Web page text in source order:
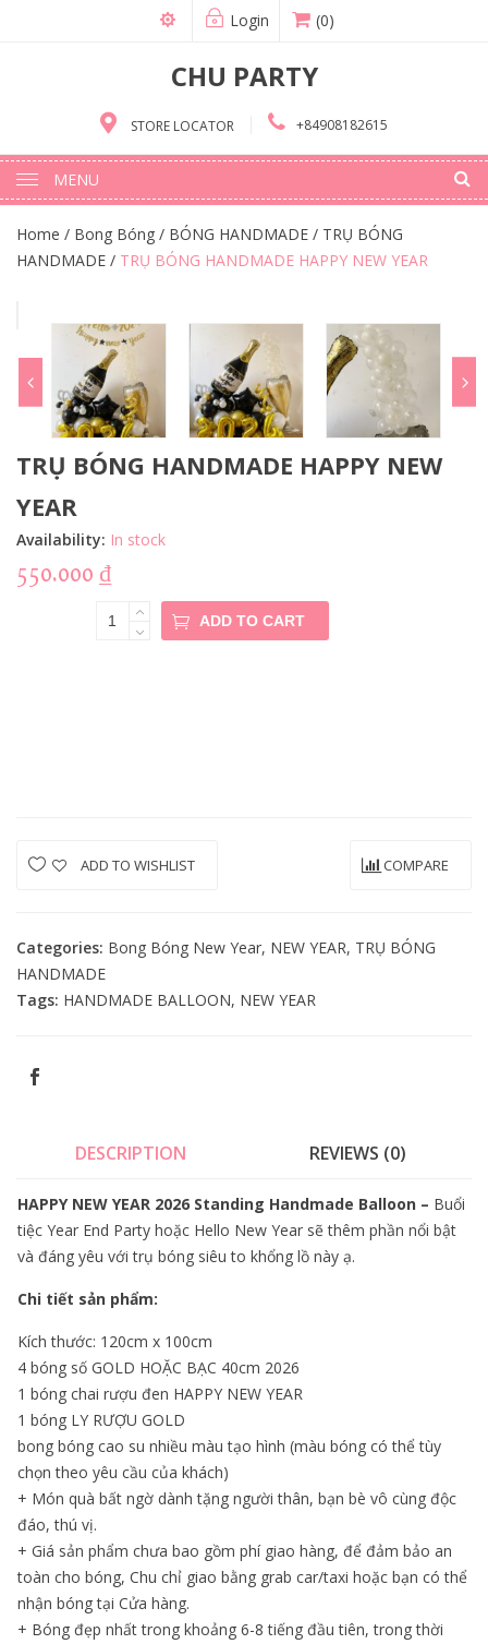
Login (0)
CHU PARTY
STORE LOCATOR +84908182615
MENU
Home / Bong Bóng / BÓNG HANDMADE / TRỤ BÓNG
HANDMADE / TRỤ BÓNG HANDMADE HAPPY NEW YEAR
TRỤ BÓNG HANDMADE HAPPY NEW
YEAR
Availability: In stock
550.000 ₫
ADD TO CART
ADD TO WISHLIST COMPARE
Categories: Bong Bóng New Year, NEW YEAR, TRỤ BÓNG
HANDMADE
Tags: HANDMADE BALLOON, NEW YEAR
DESCRIPTION REVIEWS (0)
HAPPY NEW YEAR 2026 Standing Handmade Balloon – Buổi
tiệc Year End Party hoặc Hello New Year sẽ thêm phần nổi bật
và đáng yêu với trụ bóng siêu to khổng lồ này ạ.
Chi tiết sản phẩm:
Kích thước: 120cm x 100cm
4 bóng số GOLD HOẶC BẠC 40cm 2026
1 bóng chai rượu đen HAPPY NEW YEAR
1 bóng LY RƯỢU GOLD
bong bóng cao su nhiều màu tạo hình (màu bóng có thể tùy
chọn theo yêu cầu của khách)
+ Món quà bất ngờ dành tặng người thân, bạn bè vô cùng độc
đáo, thú vị.
+ Giá sản phẩm chưa bao gồm phí giao hàng, để đảm bảo an
toàn cho bóng, Chu chỉ giao bằng grab car/taxi hoặc bạn có thể
nhận bóng tại Cửa hàng.
+ Bóng đẹp nhất trong khoảng 6-8 tiếng đầu tiên, trong thời